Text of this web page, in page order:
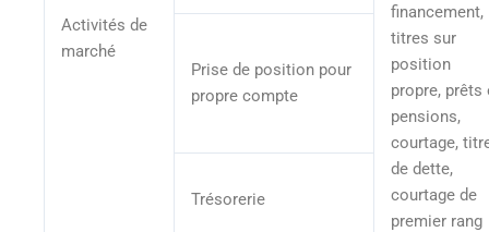
Activités de
marché
financement,
titres sur
position
propre, prêts
pensions,
courtage,
de dette,
courtage de
premier rang
Prise de position pour
propre compte
Trésorerie